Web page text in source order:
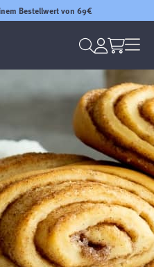
Bestellwert von 69€